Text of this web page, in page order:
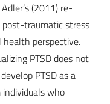
(2011) re-
traumatic stress
health perspective.
PTSD does not
PTSD as a
who